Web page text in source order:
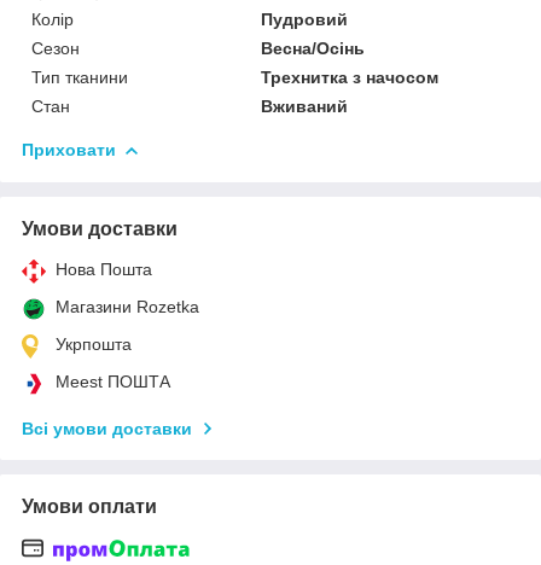
Колір
Пудровий
Сезон
Весна/Осінь
Тип тканини
Трехнитка з начосом
Стан
Вживаний
Приховати
Умови доставки
Нова Пошта
Магазини Rozetka
Укрпошта
Meest ПОШТА
Всі умови доставки
Умови оплати